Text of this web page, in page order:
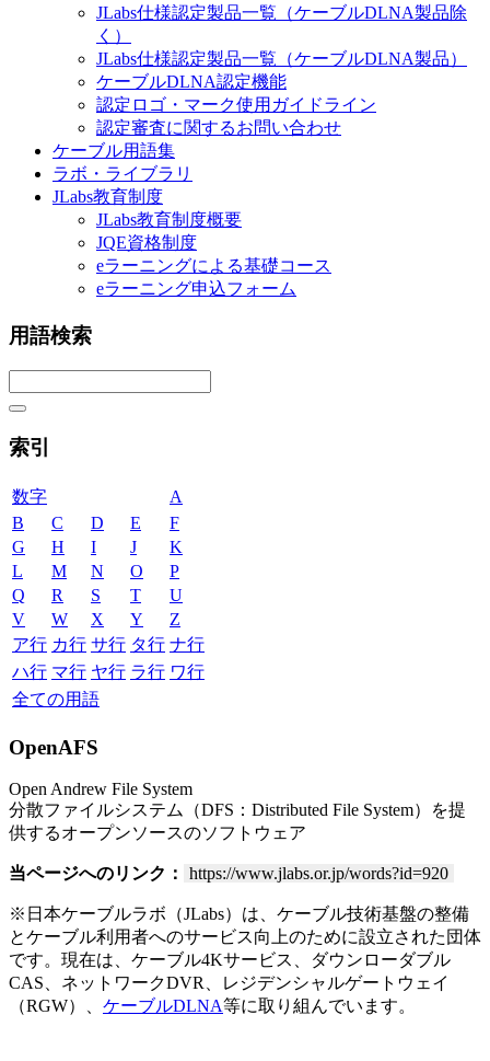
JLabs仕様認定製品一覧（ケーブルDLNA製品除
く）
JLabs仕様認定製品一覧（ケーブルDLNA製品）
ケーブルDLNA認定機能
認定ロゴ・マーク使用ガイドライン
認定審査に関するお問い合わせ
ケーブル用語集
ラボ・ライブラリ
JLabs教育制度
JLabs教育制度概要
JQE資格制度
eラーニングによる基礎コース
eラーニング申込フォーム
用語検索
索引
数字
A
B
C D E
F
G
H I J
K
L
M N O
P
Q
R S T
U
V
W X Y
Z
ア行 カ行 サ行 タ行 ナ行
ハ行 マ行 ヤ行 ラ行 ワ行
全ての用語
OpenAFS
Open Andrew File System
分散ファイルシステム（DFS：Distributed File System）を提
供するオープンソースのソフトウェア
当ページへのリンク： https://www.jlabs.or.jp/words?id=920
※日本ケーブルラボ（JLabs）は、ケーブル技術基盤の整備
とケーブル利用者へのサービス向上のために設立された団体
です。現在は、ケーブル4Kサービス、ダウンローダブル
CAS、ネットワークDVR、レジデンシャルゲートウェイ
（RGW）、 ケーブルDLNA等に取り組んでいます。